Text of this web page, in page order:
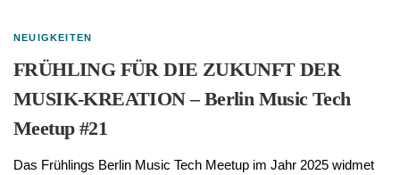
NEUIGKEITEN
FRÜHLING FÜR DIE ZUKUNFT DER
MUSIK-KREATION – Berlin Music Tech
Meetup #21
Das Frühlings Berlin Music Tech Meetup im Jahr 2025 widmet